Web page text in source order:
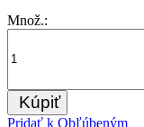
Množ.:
Kúpiť
Pridať k Obľúbeným